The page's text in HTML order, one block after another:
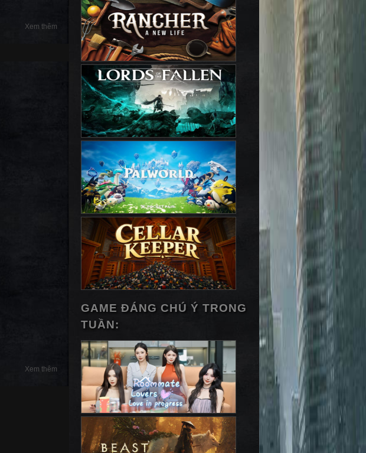
Xem thêm
Xem thêm
GAME ĐÁNG CHÚ Ý TRONG
TUẦN: